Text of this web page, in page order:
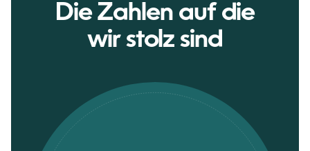
Die Zahlen auf die
wir stolz sind